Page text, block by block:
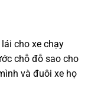
cho xe chạy
chỗ đỗ sao cho
và đuôi xe họ